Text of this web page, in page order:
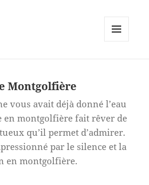
Montgolfière
vous avait déjà donné l’eau
en montgolfière fait rêver de
qu’il permet d’admirer.
par le silence et la
en montgolfière.